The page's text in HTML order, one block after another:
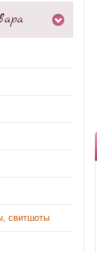
свитшоты